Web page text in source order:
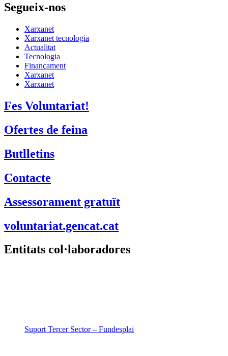
Segueix-nos
Xarxanet
Xarxanet tecnologia
Actualitat
Tecnologia
Finançament
Xarxanet
Xarxanet
Fes Voluntariat!
Ofertes de feina
Butlletins
Contacte
Assessorament gratuït
voluntariat.gencat.cat
Entitats col·laboradores
Suport Tercer Sector – Fundesplai